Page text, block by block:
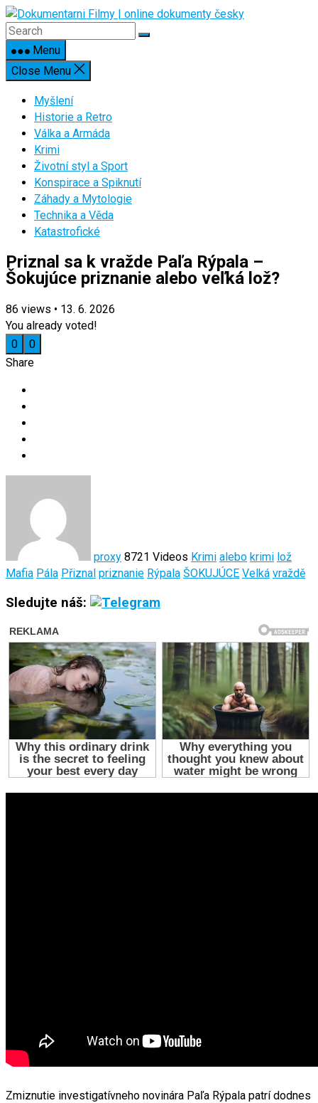
Skip
to
contentMenu
Close Menu
Myšlení
Historie a Retro
Válka a Armáda
Krimi
Životní styl a Sport
Konspirace a Spiknutí
Záhady a Mytologie
Technika a Věda
Katastrofické
Priznal sa k vražde Paľa Rýpala –
Šokujúce priznanie alebo veľká lož?
86 views • 13. 6. 2026
You already voted!
0
0
Share
proxy 8721 Videos Krimi alebo krimi lož
Mafia Pála Přiznal priznanie Rýpala ŠOKUJÚCE Velká vraždě
Sledujte náš:
Zmiznutie investigatívneho novinára Paľa Rýpala patrí dodnes